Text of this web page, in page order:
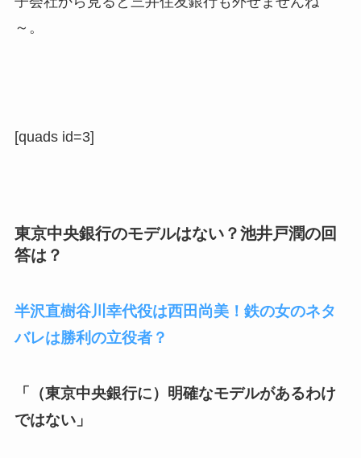
～。
[quads id=3]
東京中央銀行のモデルはない？池井戸潤の回
答は？
半沢直樹谷川幸代役は西田尚美！鉄の女のネタ
バレは勝利の立役者？
「（東京中央銀行に）明確なモデルがあるわけ
ではない」